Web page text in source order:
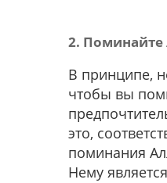
2. Поминайте
В принципе,
чтобы вы
это,
поминания
Нему